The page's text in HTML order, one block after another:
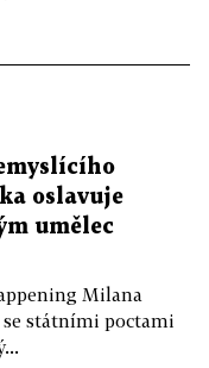
oslavuje
umělec
Milana
se státními poctami